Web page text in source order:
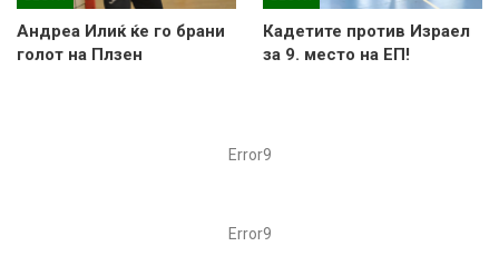
Андреа Илиќ ќе го брани
голот на Плзен
Кадетите против Израел
за 9. место на ЕП!
Error9
Error9